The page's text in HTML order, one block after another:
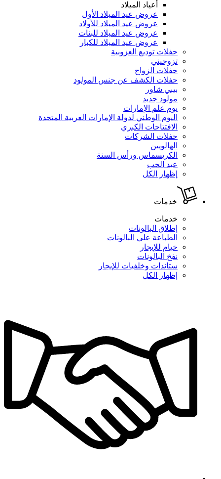
أعياد الميلاد
عروض عيد الميلاد الأول
عروض عيد الميلاد للأولاد
عروض عيد الميلاد للبنات
عروض عيد الميلاد للكبار
حفلات توديع العزوبية
تزوجيني
حفلات الزواج
حفلات الكشف عن جنس المولود
بيبي شاور
مولود جديد
يوم علم الإمارات
اليوم الوطني لدولة الإمارات العربية المتحدة
الافتتاحات الكبري
حفلات الشركات
الهالويين
الكريسماس ورأس السنة
عيد الحب
إظهار الكل
خدمات
خدمات
إطلاق البالونات
الطباعة علي البالونات
خيام للإيجار
نفخ البالونات
ستاندات وخلفيات للإيجار
إظهار الكل